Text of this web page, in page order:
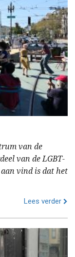
van de
van de LGBT-
vind is dat het
Lees verder